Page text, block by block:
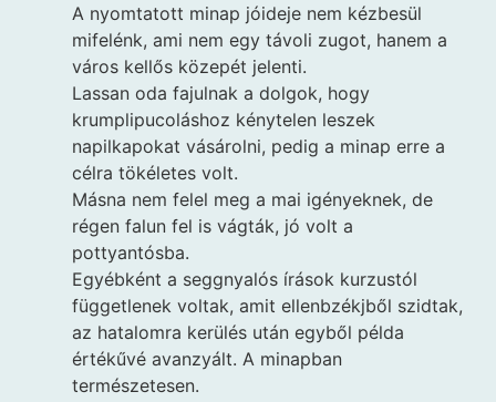
A nyomtatott minap jóideje nem kézbesül
mifelénk, ami nem egy távoli zugot, hanem a
város kellős közepét jelenti.
Lassan oda fajulnak a dolgok, hogy
krumplipucoláshoz kénytelen leszek
napilkapokat vásárolni, pedig a minap erre a
célra tökéletes volt.
Másna nem felel meg a mai igényeknek, de
régen falun fel is vágták, jó volt a
pottyantósba.
Egyébként a seggnyalós írások kurzustól
függetlenek voltak, amit ellenbzékjből szidtak,
az hatalomra kerülés után egyből példa
értékűvé avanzyált. A minapban
természetesen.